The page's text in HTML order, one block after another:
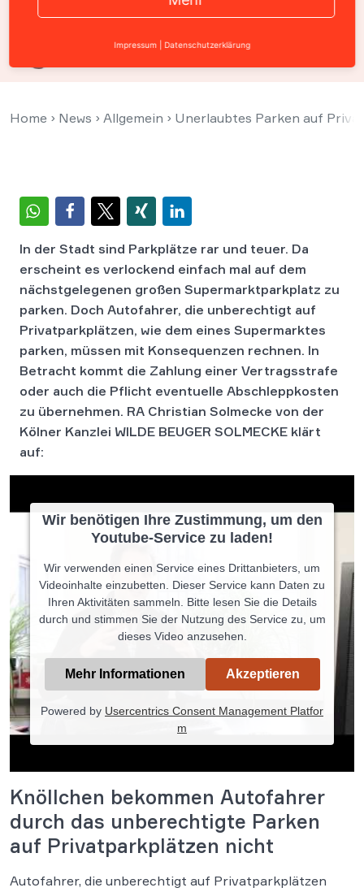
17. Februar 2014
Home › News › Allgemein › Unerlaubtes Parken auf
In der Stadt sind Parkplätze rar und teuer. Da
erscheint es verlockend einfach mal auf dem
nächstgelegenen großen Supermarktparkplatz zu
parken. Doch Autofahrer, die unberechtigt auf
Privatparkplätzen, wie dem eines Supermarktes
parken, müssen mit Konsequenzen rechnen. In
Betracht kommt die Zahlung einer Vertragsstrafe
oder auch die Pflicht eventuelle Abschleppkosten
zu übernehmen. RA Christian Solmecke von der
Kölner Kanzlei WILDE BEUGER SOLMECKE klärt
auf:
Wir benötigen Ihre Zustimmung, um den
Youtube-Service zu laden!
Wir verwenden einen Service eines Drittanbieters, um
Videoinhalte einzubetten. Dieser Service kann Daten zu
Ihren Aktivitäten sammeln. Bitte lesen Sie die Details
durch und stimmen Sie der Nutzung des Service zu, um
dieses Video anzusehen.
Mehr Informationen Akzeptieren
Powered by Usercentrics Consent Management Platfor
m
Knöllchen bekommen Autofahrer
durch das unberechtigte Parken
auf Privatparkplätzen nicht
Autofahrer, die unberechtigt auf Privatparkplätzen
Impressum Datenschutzerklärung